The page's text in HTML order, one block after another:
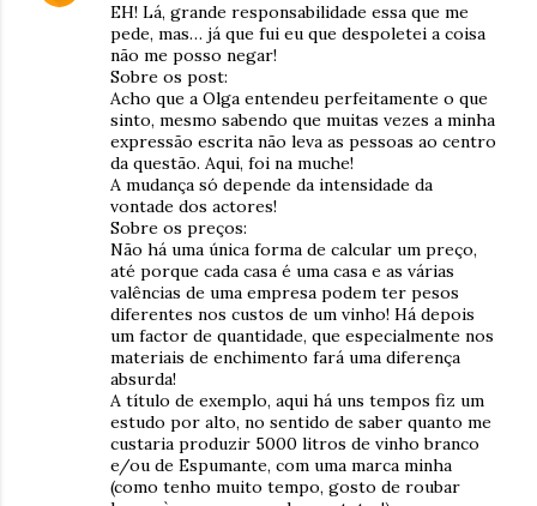
EH! Lá, grande responsabilidade essa que me
pede, mas… já que fui eu que despoletei a coisa
não me posso negar!
Sobre os post:
Acho que a Olga entendeu perfeitamente o que
sinto, mesmo sabendo que muitas vezes a minha
expressão escrita não leva as pessoas ao centro
da questão. Aqui, foi na muche!
A mudança só depende da intensidade da
vontade dos actores!
Sobre os preços:
Não há uma única forma de calcular um preço,
até porque cada casa é uma casa e as várias
valências de uma empresa podem ter pesos
diferentes nos custos de um vinho! Há depois
um factor de quantidade, que especialmente nos
materiais de enchimento fará uma diferença
absurda!
A título de exemplo, aqui há uns tempos fiz um
estudo por alto, no sentido de saber quanto me
custaria produzir 5000 litros de vinho branco
e/ou de Espumante, com uma marca minha
(como tenho muito tempo, gosto de roubar